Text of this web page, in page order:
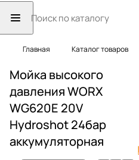
Главная Каталог товаров
Мойка высокого
давления WORX
WG620E 20V
Hydroshot 24бар
аккумуляторная